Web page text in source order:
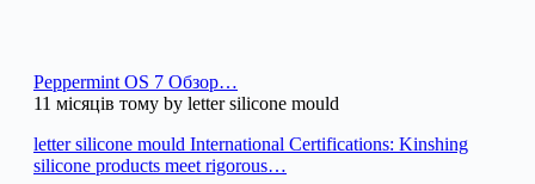
Peppermint OS 7 Обзор…
11 місяців тому by letter silicone mould
letter silicone mould International Certifications: Kinshing
silicone products meet rigorous…